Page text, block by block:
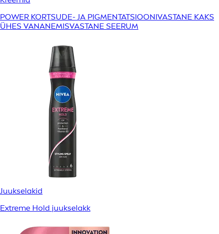
POWER KORTSUDE- JA PIGMENTATSIOONIVASTANE KAKS
ÜHES VANANEMISVASTANE SEERUM
Juukselakid
Extreme Hold juukselakk